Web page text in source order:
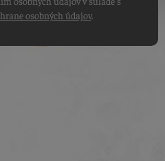
osobných údajov.